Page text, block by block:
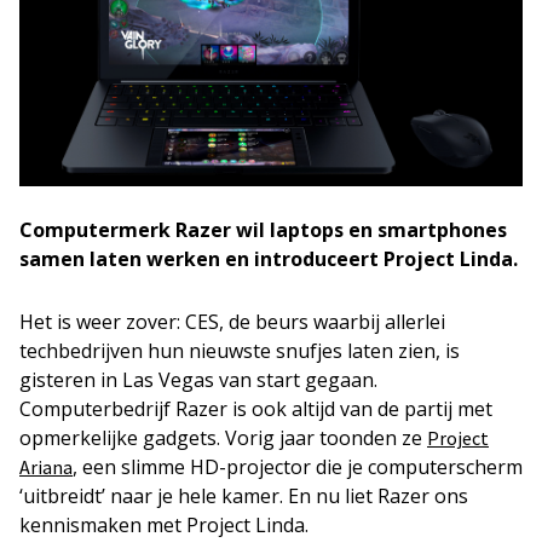
Computermerk Razer wil laptops en smartphones
samen laten werken en introduceert Project Linda.
Het is weer zover: CES, de beurs waarbij allerlei
techbedrijven hun nieuwste snufjes laten zien, is
gisteren in Las Vegas van start gegaan.
Computerbedrijf Razer is ook altijd van de partij met
opmerkelijke gadgets. Vorig jaar toonden ze Project
Ariana, een slimme HD-projector die je computerscherm
‘uitbreidt’ naar je hele kamer. En nu liet Razer ons
kennismaken met Project Linda.